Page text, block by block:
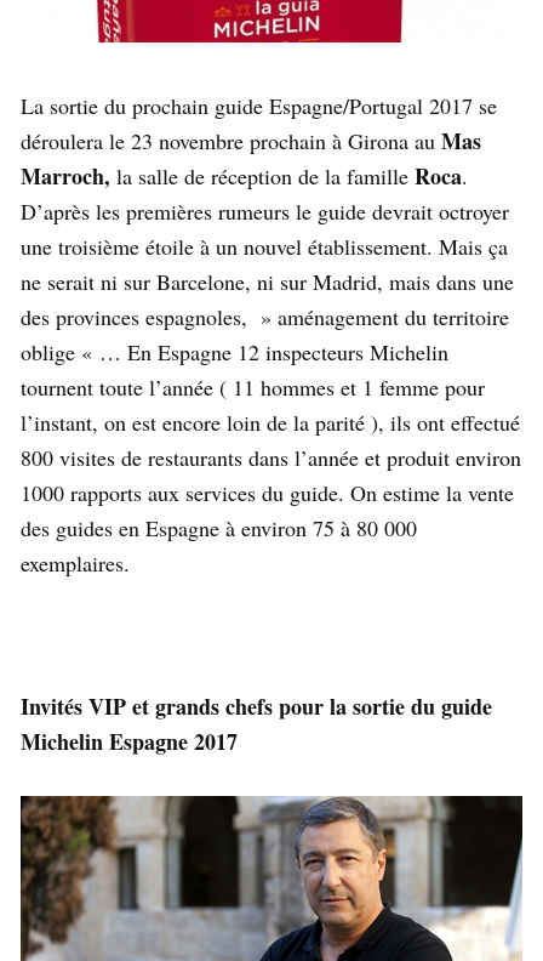
La sortie du prochain guide Espagne/Portugal 2017 se
déroulera le 23 novembre prochain à Girona au Mas
Marroch, la salle de réception de la famille Roca.
D’après les premières rumeurs le guide devrait octroyer
une troisième étoile à un nouvel établissement. Mais ça
ne serait ni sur Barcelone, ni sur Madrid, mais dans une
des provinces espagnoles, » aménagement du territoire
oblige « … En Espagne 12 inspecteurs Michelin
tournent toute l’année ( 11 hommes et 1 femme pour
l’instant, on est encore loin de la parité ), ils ont effectué
800 visites de restaurants dans l’année et produit environ
1000 rapports aux services du guide. On estime la vente
des guides en Espagne à environ 75 à 80 000
exemplaires.
Invités VIP et grands chefs pour la sortie du guide
Michelin Espagne 2017